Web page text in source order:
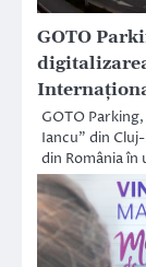
GOTO
GOTO
Iancu” din
din România